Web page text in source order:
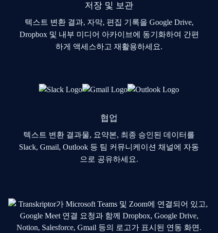
저장 및 보관
텍스트 변환 결과, 자막, 편집 기록을 Google Drive,
Dropbox 및 내부 미디어 아카이브에 동기화하여 간편
하게 액세스하고 재활용하세요.
협업
텍스트 변환 결과물, 요약본, 최종 승인된 데이터를
Slack, Gmail, Outlook 등 팀 커뮤니케이션 채널에 자동
으로 공유하세요.